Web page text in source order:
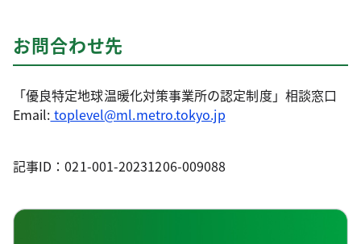
お問合わせ先
「優良特定地球温暖化対策事業所の認定制度」相談窓口
Email: toplevel@ml.metro.tokyo.jp
記事ID：021-001-20231206-009088